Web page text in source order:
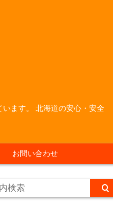
ます。 北海道の安心・安全
お問い合わせ